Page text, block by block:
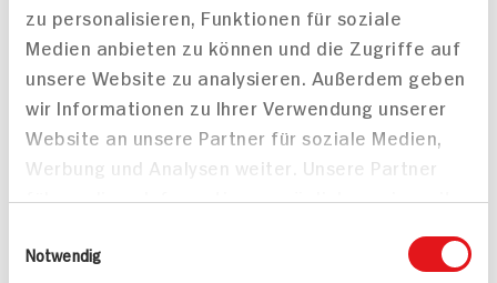
zu personalisieren, Funktionen für soziale
Medien anbieten zu können und die Zugriffe auf
unsere Website zu analysieren. Außerdem geben
wir Informationen zu Ihrer Verwendung unserer
Website an unsere Partner für soziale Medien,
Werbung und Analysen weiter. Unsere Partner
führen diese Informationen möglicherweise mit
bereitgestellt haben oder die sie im Rahmen
Notwendig